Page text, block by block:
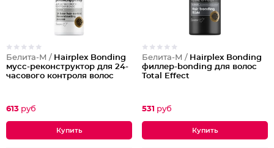
Белита-М / Hairplex Bonding
мусс-реконструктор для 24-
часового контроля волос
613 руб
Белита-М / Hairplex Bonding
филлер-bonding для волос
Total Effect
531 руб